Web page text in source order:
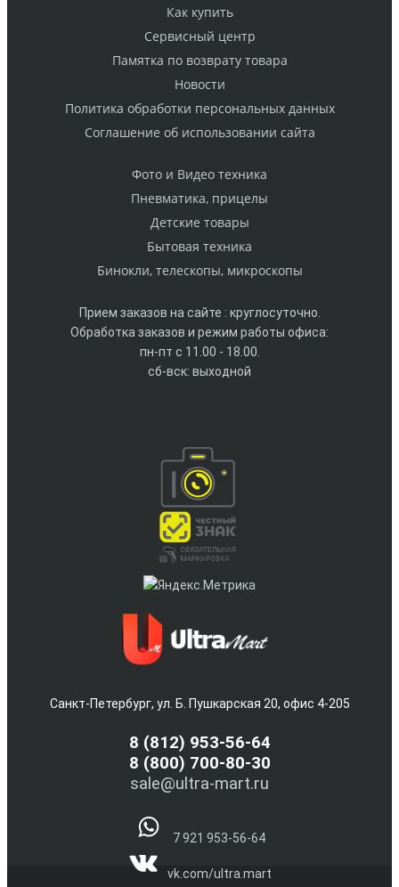
Как купить
Cервисный центр
Памятка по возврату товара
Новости
Политика обработки персональных данных
Cоглашение об использовании сайта
Фото и Видео техника
Пневматика, прицелы
Детские товары
Бытовая техника
Бинокли, телескопы, микроскопы
Прием заказов на сайте : круглосуточно.
Обработка заказов и режим работы офиса:
пн-пт с 11.00 - 18.00.
сб-вск: выходной
Санкт-Петербург, ул. Б. Пушкарская 20, офис 4-205
8 (812) 953-56-64
8 (800) 700-80-30
sale@ultra-mart.ru
7 921 953-56-64
vk.com/ultra.mart